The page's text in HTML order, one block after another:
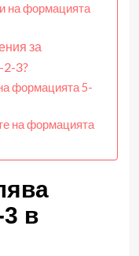
на формацията
за
2-3?
формацията 5-
на формацията
в